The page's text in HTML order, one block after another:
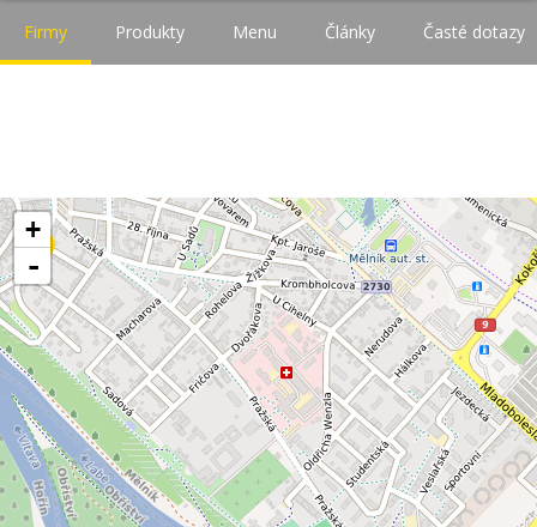
Firmy Produkty Menu Články Časté dotazy
+
-